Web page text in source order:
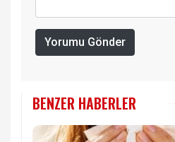
Yorumu Gönder
BENZER HABERLER